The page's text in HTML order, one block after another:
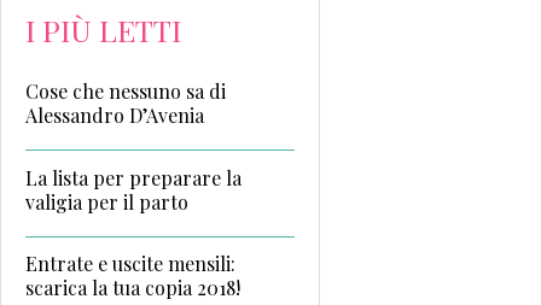
I PIÙ LETTI
Cose che nessuno sa di
Alessandro D’Avenia
La lista per preparare la
valigia per il parto
Entrate e uscite mensili:
scarica la tua copia 2018!